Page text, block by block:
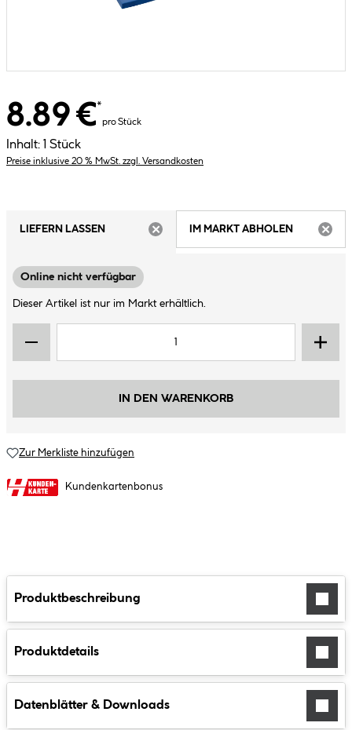
8.89 €*
pro Stück
Inhalt: 1 Stück
Preise inklusive 20 % MwSt. zzgl. Versandkosten
LIEFERN LASSEN
IM MARKT ABHOLEN
Online nicht verfügbar
Dieser Artikel ist nur im Markt erhältlich.
IN DEN WARENKORB
Zur Merkliste hinzufügen
Kundenkartenbonus
Produktbeschreibung
Produktdetails
Datenblätter & Downloads